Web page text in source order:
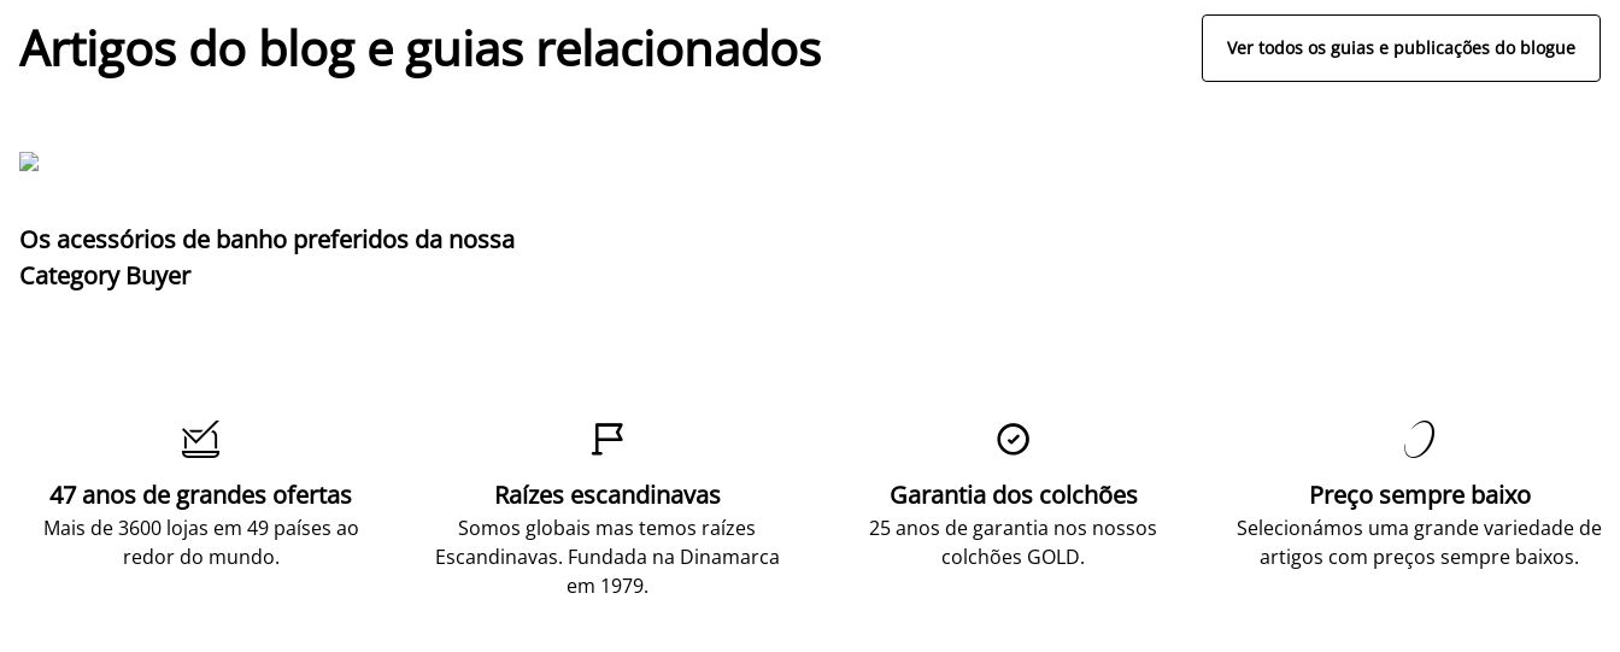
Artigos do blog e guias relacionados Ver todos os guias e publicações do blogue
Os acessórios de banho preferidos da nossa
Category Buyer

47 anos de grandes ofertas
Mais de 3600 lojas em 49 países ao
redor do mundo.

Raízes escandinavas
Somos globais mas temos raízes
Escandinavas. Fundada na Dinamarca
em 1979.

Garantia dos colchões
25 anos de garantia nos nossos
colchões GOLD.

Preço sempre baixo
Selecionámos uma grande variedade de
artigos com preços sempre baixos.